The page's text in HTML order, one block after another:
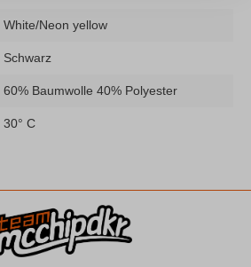
White/Neon yellow
Schwarz
60% Baumwolle 40% Polyester
30° C